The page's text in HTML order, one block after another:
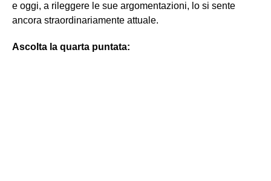
e oggi, a rileggere le sue argomentazioni, lo si sente
ancora straordinariamente attuale.
Ascolta la quarta puntata: